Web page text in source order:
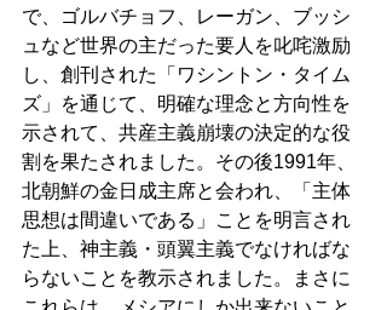
で、ゴルバチョフ、レーガン、ブッシ
ュなど世界の主だった要人を叱咤激励
し、創刊された「ワシントン・タイム
ズ」を通じて、明確な理念と方向性を
示されて、共産主義崩壊の決定的な役
割を果たされました。その後1991年、
北朝鮮の金日成主席と会われ、「主体
思想は間違いである」ことを明言され
た上、神主義・頭翼主義でなければな
らないことを教示されました。まさに